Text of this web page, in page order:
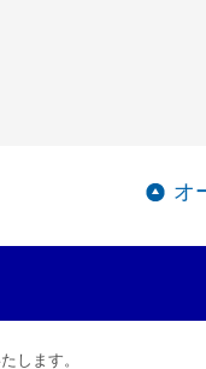
オ
します。